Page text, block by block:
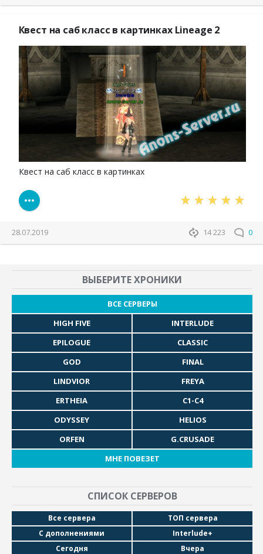
Квест на саб класс в картинках Lineage 2
Квест на саб класс в картинках
14 223 0
28.07.2019
ВЫБЕРИТЕ ХРОНИКИ
ВСЕ СЕРВЕРЫ
HIGH FIVE
INTERLUDE
EPILOGUE
CLASSIC
GOD
FINAL
LINDVIOR
FREYA
ERTHEIA
C1-C4
ODYSSEY
HELIOS
ORFEN
G.CRUSADE
МНЕ ПОВЕЗЕТ
СПИСОК СЕРВЕРОВ
Все сервера
ТОП сервера
С дополнениями
Interlude+
Сегодня
Вчера